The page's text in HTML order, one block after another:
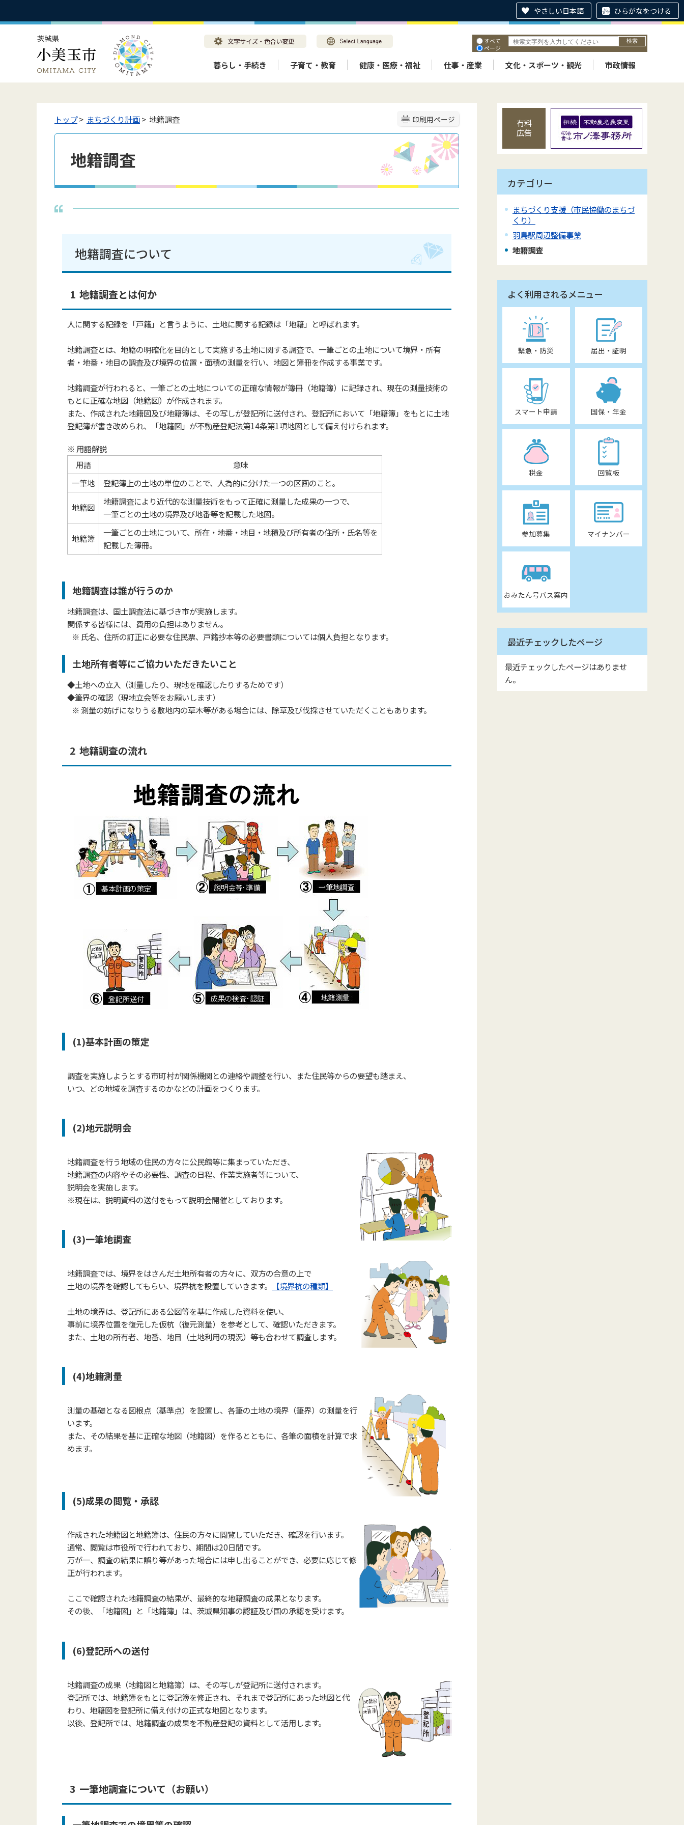
やさしい日本語 ひらがなをつける
すべて
ページ
暮らし・手続き 子育て・教育 健康・医療・福祉 仕事・産業 文化・スポーツ・観光 市政情報
印刷用ページ
トップ> まちづくり計画> 地籍調査
地籍調査
地籍調査について
1 地籍調査とは何か
人に関する記録を「戸籍」と言うように、土地に関する記録は「地籍」と呼ばれます。
地籍調査とは、地籍の明確化を目的として実施する土地に関する調査で、一筆ごとの土地について境界・所有
者・地番・地目の調査及び境界の位置・面積の測量を行い、 地図と簿冊を作成する事業です。
地籍調査が行われると、一筆ごとの土地についての正確な情報が簿冊（地籍簿）に記録され、現在の測量技術の
もとに正確な地図（地籍図）が作成されます。
また、作成された地籍図及び地籍簿は、その写しが登記所に送付され、登記所において「地籍簿」をもとに土地
登記簿が書き改められ、「地籍図」が不動産登記法第14条第1項地図として備え付けられます。
※ 用語解説
用語
意味
一筆地
登記簿上の土地の単位のことで、人為的に分けた一つの区画のこと。
地籍図
地籍調査により近代的な測量技術をもって正確に測量した成果の一つで、
一筆ごとの土地の境界及び地番等を記載した地図。
地籍簿
一筆ごとの土地について、所在・地番・地目・地積及び所有者の住所・氏名等を
記載した簿冊。
地籍調査は誰が行うのか
地籍調査は、国土調査法に基づき市が実施します。
関係する皆様には、費用の負担はありません。
※ 氏名、住所の訂正に必要な住民票、戸籍抄本等の必要書類については個人負担となります。
土地所有者等にご協力いただきたいこと
◆土地への立入（測量したり、現地を確認したりするためです）
◆筆界の確認（現地立会等をお願いします）
※ 測量の妨げになりうる敷地内の草木等がある場合には、除草及び伐採させていただくこともあります。
2 地籍調査の流れ
(1)基本計画の策定
調査を実施しようとする市町村が関係機関との連絡や調整を行い、また住民等からの要望も踏まえ、
いつ、どの地域を調査するのかなどの計画をつくります。
(2)地元説明会
地籍調査を行う地域の住民の方々に公民館等に集まっていただき、
地籍調査の内容やその必要性、調査の日程、作業実施者等について、
説明会を実施します。
※現在は、説明資料の送付をもって説明会開催としております。
(3)一筆地調査
地籍調査では、境界をはさんだ土地所有者の方々に、双方の合意の上で
土地の境界を確認してもらい、 境界杭を設置していきます。 【境界杭の種類】
土地の境界は、登記所にある公図等を基に作成した資料を使い、
事前に境界位置を復元した仮杭 （復元測量） を参考として、確認いただきます。
また、土地の所有者、地番、地目（土地利用の現況）等も合わせて調査します。
(4)地籍測量
測量の基礎となる図根点（基準点）を設置し、各筆の土地の境界（筆界）の測量を行
います。
また、その結果を基に正確な地図（地籍図）を作るとともに、各筆の面積を計算で求
めます。
(5)成果の閲覧・承認
作成された地籍図と地籍簿は、住民の方々に閲覧していただき、確認を行います。
通常、閲覧は市役所で行われており、期間は20日間です。
万が一、調査の結果に誤り等があった場合には申し出ることができ、必要に応じて修
正が行われます。
ここで確認された地籍調査の結果が、最終的な地籍調査の成果となります。
その後、「地籍図」と「地籍簿」は、茨城県知事の認証及び国の承認を受けます。
(6)登記所への送付
地籍調査の成果（地籍図と地籍簿）は、その写しが登記所に送付されます。
登記所では、地籍簿をもとに登記簿を修正され、それまで登記所にあった地図と代
わり、 地籍図を登記所に備え付けの正式な地図となります。
以後、登記所では、地籍調査の成果を不動産登記の資料として活用します。
3 一筆地調査について（お願い）
有料
広告
カテゴリー
まちづくり支援（市民協働のまちづ
くり）
羽鳥駅周辺整備事業
地籍調査
よく利用されるメニュー
緊急・防災 届出・証明
スマート申請 国保・年金
税金 回覧板
参加募集 マイナンバー
おみたん号バス案内
最近チェックしたページ
最近チェックしたページはありませ
ん。